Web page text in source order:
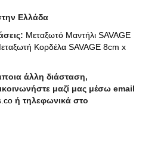
Ελλάδα
Μεταξωτό Μαντήλι SAVAGE
Κορδέλα SAVAGE 8cm x
άλλη διάσταση,
μαζί μας μέσω email
ή τηλεφωνικά στο